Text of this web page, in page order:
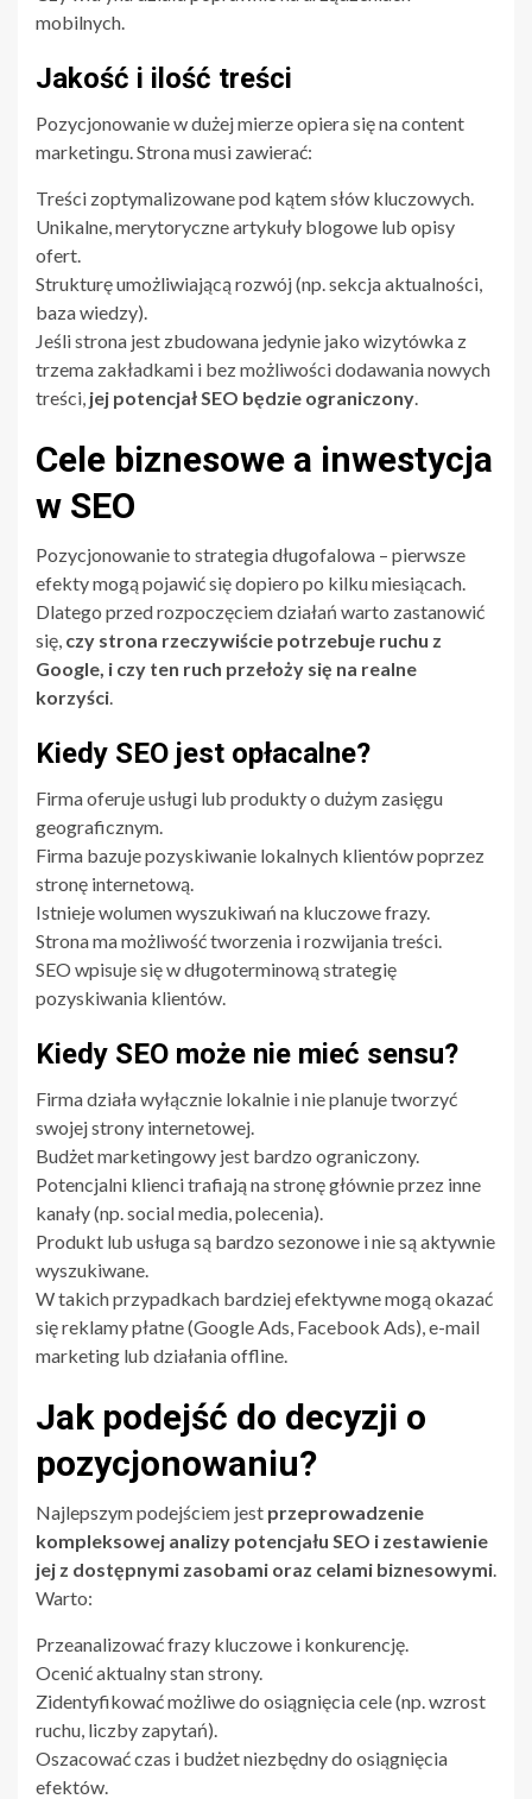
mobilnych.
Jakość i ilość treści
Pozycjonowanie w dużej mierze opiera się na content
marketingu. Strona musi zawierać:
Treści zoptymalizowane pod kątem słów kluczowych.
Unikalne, merytoryczne artykuły blogowe lub opisy
ofert.
Strukturę umożliwiającą rozwój (np. sekcja aktualności,
baza wiedzy).
Jeśli strona jest zbudowana jedynie jako wizytówka z
trzema zakładkami i bez możliwości dodawania nowych
treści, jej potencjał SEO będzie ograniczony
Cele biznesowe a inwestycja
w SEO
Pozycjonowanie to strategia długofalowa – pierwsze
efekty mogą pojawić się dopiero po kilku miesiącach.
Dlatego przed rozpoczęciem działań warto zastanowić
się, czy strona rzeczywiście potrzebuje ruchu z
Google, i czy ten ruch przełoży się na realne
korzyści
Kiedy SEO jest opłacalne?
Firma oferuje usługi lub produkty o dużym zasięgu
geograficznym.
Firma bazuje pozyskiwanie lokalnych klientów poprzez
stronę internetową.
Istnieje wolumen wyszukiwań na kluczowe frazy.
Strona ma możliwość tworzenia i rozwijania treści.
SEO wpisuje się w długoterminową strategię
pozyskiwania klientów.
Kiedy SEO może nie mieć sensu?
Firma działa wyłącznie lokalnie i nie planuje tworzyć
swojej strony internetowej.
Budżet marketingowy jest bardzo ograniczony.
Potencjalni klienci trafiają na stronę głównie przez inne
kanały (np. social media, polecenia).
Produkt lub usługa są bardzo sezonowe i nie są aktywnie
wyszukiwane.
W takich przypadkach bardziej efektywne mogą okazać
się reklamy płatne (Google Ads, Facebook Ads), e-mail
marketing lub działania offline.
Jak podejść do decyzji o
pozycjonowaniu?
Najlepszym podejściem jest przeprowadzenie
kompleksowej analizy potencjału SEO i zestawienie
jej z dostępnymi zasobami oraz celami biznesowymi
Warto:
Przeanalizować frazy kluczowe i konkurencję.
Ocenić aktualny stan strony.
Zidentyfikować możliwe do osiągnięcia cele (np. wzrost
ruchu, liczby zapytań).
Oszacować czas i budżet niezbędny do osiągnięcia
efektów.